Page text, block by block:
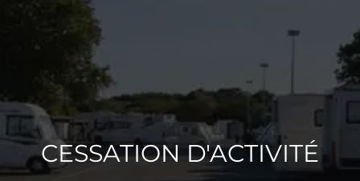
CESSATION D'ACTIVITÉ